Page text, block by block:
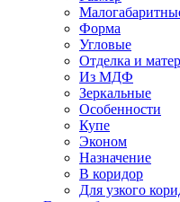
Форма
Угловые
Отделка и
Из МДФ
Зеркальные
Особенности
Купе
Эконом
Назначение
В коридор
Для узкого